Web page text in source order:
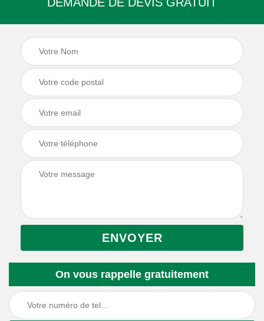
On vous rappelle gratuitement